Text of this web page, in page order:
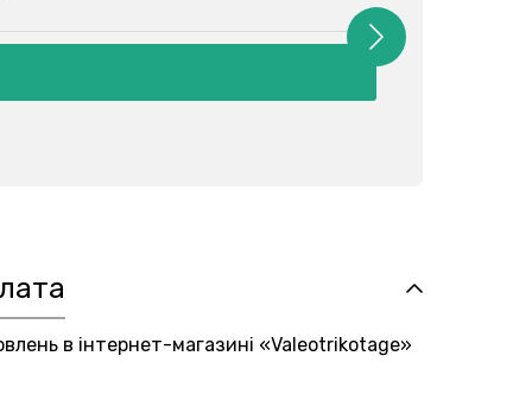
в інтернет-магазині «Valeotrikotage»